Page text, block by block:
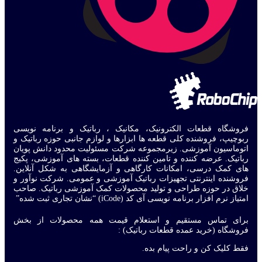
فروشگاه قطعات الکترونیک، مکانیک ، رباتیک و برنامه نویسی
ربوچیپ، فروشنده کلی قطعه ها ابزارها و لوازم جانبی حوزه رباتیک و
اتوماسیون آموزشی. زیرمجموعه شرکت مسئولیت محدود دانش پویان
رباتیک. عرضه کننده و تامین کننده قطعات، بسته های آموزشی، پکیج
های کمک درسی، امکانات کارگاهی و آزمایشگاهی به شکل آنلاین.
فروشنده اینترنتی تجهیزات رباتیک آموزشی و عمومی. شرکت نوآور و
خلاق در حوزه طراحی و تولید محصولات کمک آموزشی رباتیک. صاحب
امتیاز نرم افزار برنامه نویسی آی کد (iCode) “نشان تجاری ثبت شده”
برای تماس مستقیم و استعلام قیمت همه محصولات از بخش
فروشگاه (خرید عمده قطعات رباتیک) :
فقط کلیک کن و راحت پیام بده.